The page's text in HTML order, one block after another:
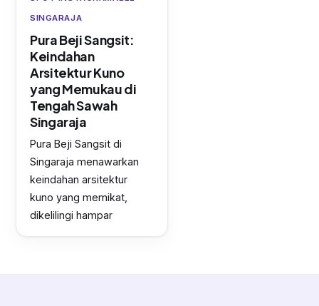
SINGARAJA
Pura Beji Sangsit:
Keindahan
Arsitektur Kuno
yang Memukau di
Tengah Sawah
Singaraja
Pura Beji Sangsit di
Singaraja menawarkan
keindahan arsitektur
kuno yang memikat,
dikelilingi hampar